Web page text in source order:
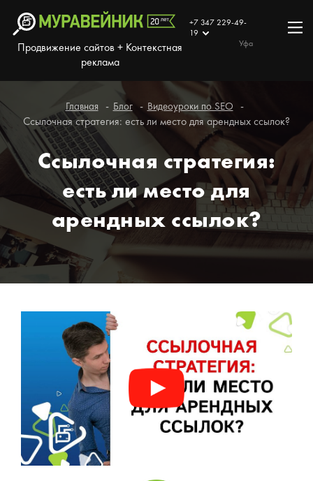
Продвижение сайтов + Контекстная
реклама
+7 347 229-49-
19
Уфа
Главная Блог Видеоуроки по SEO
Ссылочная стратегия: есть ли место для арендных ссылок?
Ссылочная стратегия:
есть ли место для
арендных ссылок?